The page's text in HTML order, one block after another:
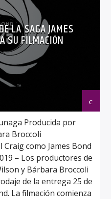
LA SAGA JAMES
SU FILMACIÓN
Producida por
Broccoli
como James Bond
– Los productores de
y Bárbara Broccoli
de la entrega 25 de
La filmación comienza